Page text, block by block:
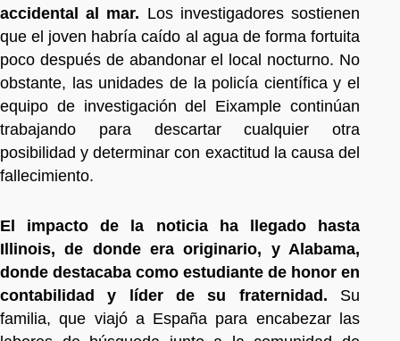
accidental al mar. Los investigadores sostienen
que el joven habría caído al agua de forma fortuita
poco después de abandonar el local nocturno. No
obstante, las unidades de la policía científica y el
equipo de investigación del Eixample continúan
trabajando para descartar cualquier otra
posibilidad y determinar con exactitud la causa del
fallecimiento.
El impacto de la noticia ha llegado hasta
Illinois, de donde era originario, y Alabama,
donde destacaba como estudiante de honor en
contabilidad y líder de su fraternidad. Su
familia, que viajó a España para encabezar las